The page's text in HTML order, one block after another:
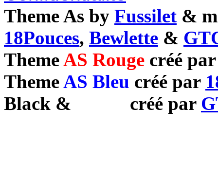
Theme As by Fussilet &
18Pouces, Bewlette &
ThemeAS Rouge créé
ThemeAS Bleu créé par
Black & créé par